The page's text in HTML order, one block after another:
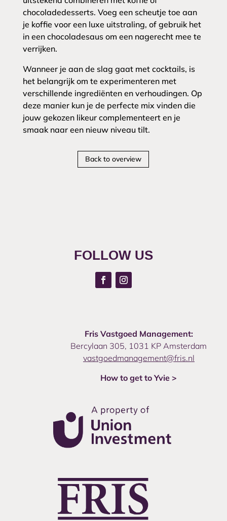
chocoladedesserts. Voeg een scheutje toe aan
je koffie voor een luxe uitstraling, of gebruik het
in een chocoladesaus om een nagerecht mee te
verrijken.
Wanneer je aan de slag gaat met cocktails, is
het belangrijk om te experimenteren met
verschillende ingrediënten en verhoudingen. Op
deze manier kun je de perfecte mix vinden die
jouw gekozen likeur complementeert en je
smaak naar een nieuw niveau tilt.
Back to overview
FOLLOW US
Fris Vastgoed Management:
Bercylaan 305, 1031 KP Amsterdam
vastgoedmanagement@fris.nl
How to get to Yvie >